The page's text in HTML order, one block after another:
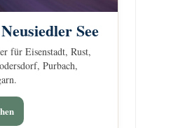
See
für Eisenstadt, Rust,
Purbach,